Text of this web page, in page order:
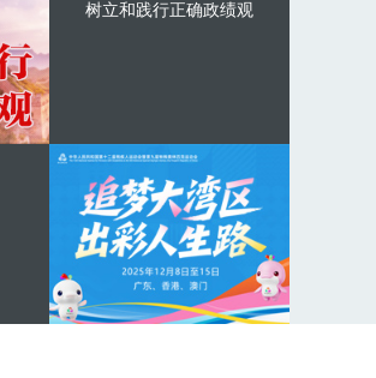
树立和践行正确政绩观